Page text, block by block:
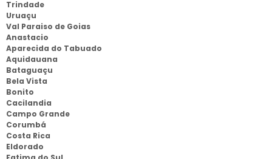
Trindade
Uruaçu
Val Paraiso de Goias
Anastacio
Aparecida do Tabuado
Aquidauana
Bataguaçu
Bela Vista
Bonito
Cacilandia
Campo Grande
Corumbá
Costa Rica
Eldorado